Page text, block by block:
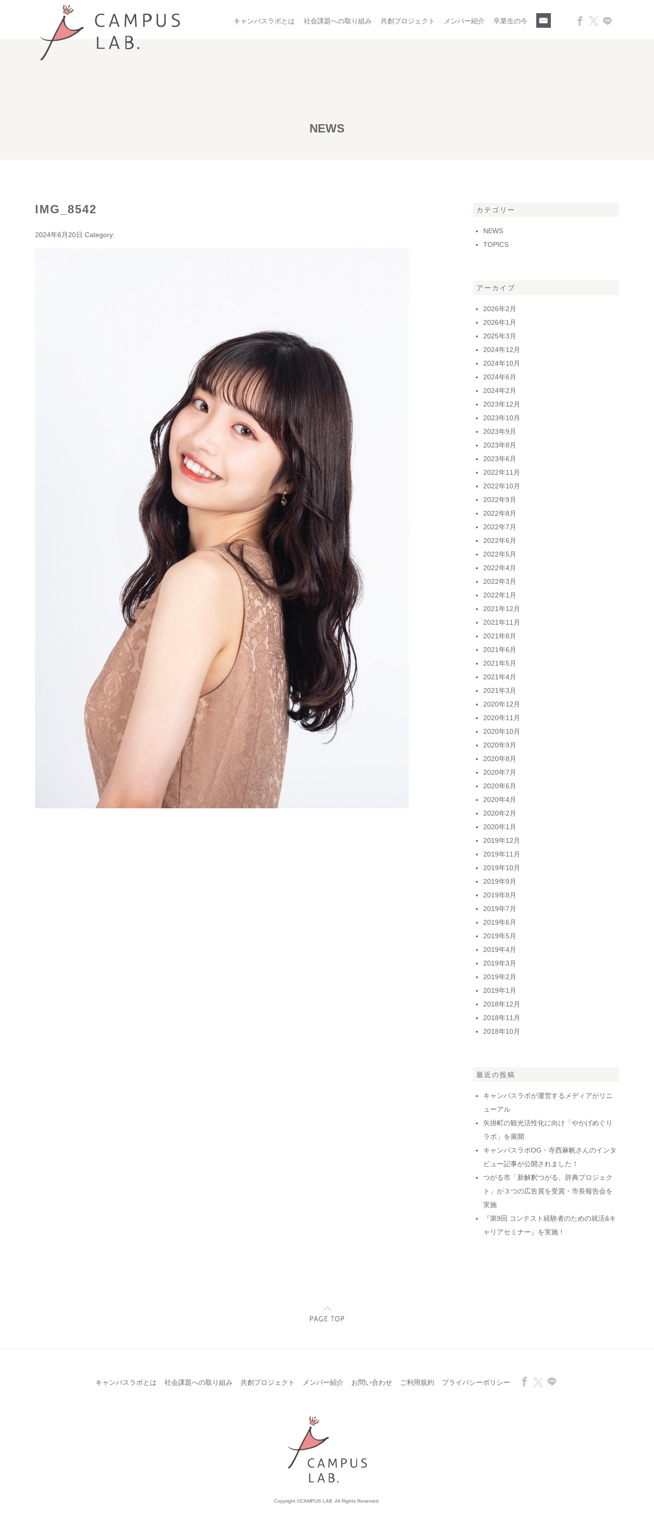
キャンパスラボとは 社会課題への取り組み 共創プロジェクト メンバー紹介 卒業生の今
NEWS
IMG_8542
2024年6月20日 Category:
カテゴリー
NEWS
TOPICS
アーカイブ
2026年2月
2026年1月
2025年3月
2024年12月
2024年10月
2024年6月
2024年2月
2023年12月
2023年10月
2023年9月
2023年8月
2023年6月
2022年11月
2022年10月
2022年9月
2022年8月
2022年7月
2022年6月
2022年5月
2022年4月
2022年3月
2022年1月
2021年12月
2021年11月
2021年8月
2021年6月
2021年5月
2021年4月
2021年3月
2020年12月
2020年11月
2020年10月
2020年9月
2020年8月
2020年7月
2020年6月
2020年4月
2020年2月
2020年1月
2019年12月
2019年11月
2019年10月
2019年9月
2019年8月
2019年7月
2019年6月
2019年5月
2019年4月
2019年3月
2019年2月
2019年1月
2018年12月
2018年11月
2018年10月
最近の投稿
キャンパスラボが運営するメディアがリニ
ューアル
矢掛町の観光活性化に向け「やかげめぐり
ラボ」を展開
キャンパスラボOG・寺西麻帆さんのインタ
ビュー記事が公開されました！
つがる市「新解釈つがる。辞典プロジェク
ト」が３つの広告賞を受賞・市長報告会を
実施
『第9回 コンテスト経験者のための就活&キ
ャリアセミナー』を実施！
キャンパスラボとは 社会課題への取り組み 共創プロジェクト メンバー紹介 お問い合わせ ご利用規約 プライバシーポリシー
Copyright ©CAMPUS LAB. All Rights Reserved.